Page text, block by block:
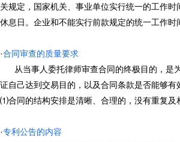
关规定，国家机关、事业单位实行统一的工作时
休息日。企业和不能实行前款规定的统一工作时
·合同审查的质量要求
从当事人委托律师审查合同的终极目的，是
证自己达到交易目的，以及合同条款是否能够
⑴合同的结构安排是清晰、合理的，没有重复及
·专利公告的内容